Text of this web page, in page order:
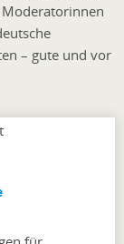
– gute und vor